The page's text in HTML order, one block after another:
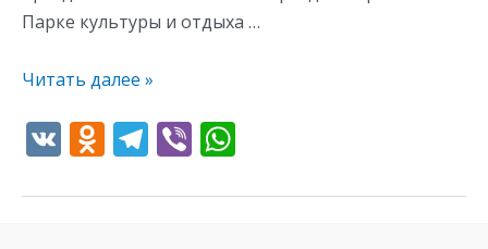
Парке культуры и отдыха …
Читать далее »
V O
n
T
e
Vi
er at